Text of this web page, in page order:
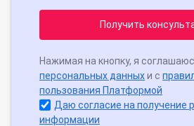
Получить
Нажимая на кнопку, я
персональных данныхи с
пользования Платформой
Даю согласие на получение
информации